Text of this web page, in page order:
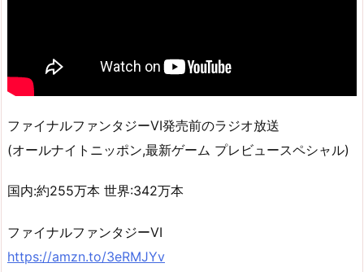
ファイナルファンタジーVI発売前のラジオ放送
(オールナイトニッポン,最新ゲーム プレビュースペシャル)
国内:約255万本 世界:342万本
ファイナルファンタジーVI
https://amzn.to/3eRMJYv